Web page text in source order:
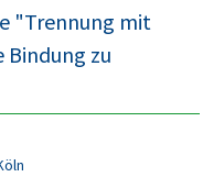
"Trennung mit
Bindung zu